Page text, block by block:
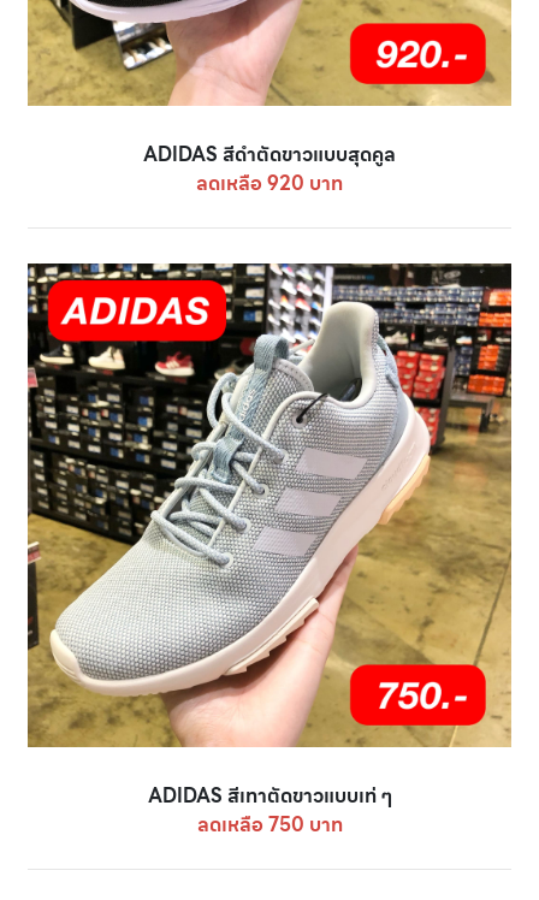
ADIDAS สีดำตัดขาวแบบสุดคูล
ลดเหลือ 920 บาท
ADIDAS สีเทาตัดขาวแบบเท่ ๆ
ลดเหลือ 750 บาท